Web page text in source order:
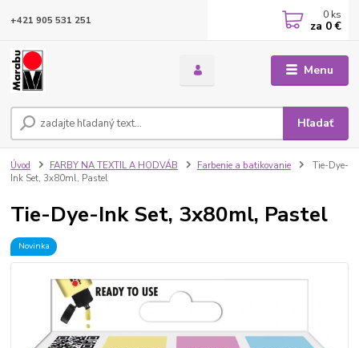
Menu
Hľadať
+421 905 531 251 0 ks
za 0 €
Úvod FARBY NA TEXTIL A HODVÁB Farbenie a batikovanie
Tie-Dye-
Ink Set, 3x80ml, Pastel
Tie-Dye-Ink Set, 3x80ml, Pastel
Novinka